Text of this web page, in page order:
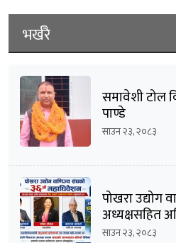
भर्खरै
समावेशी टोल
पाण्डे
साउन २३, २०८३
पोखरा उद्योग
अध्यक्षसहित
भिडन्तको
साउन २३, २०८३